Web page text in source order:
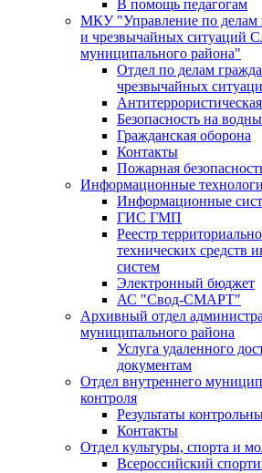
В помощь педагогам
МКУ "Управление по делам
и чрезвычайных ситуаций
муниципального района"
Отдел по делам
чрезвычайных
Безопасность на
Гражданская оборона
Контакты
Пожарная
Информационные
Информационные
ГИС ГМП
Реестр
технических средств
систем
Электронный бюджет
АС "Свод-СМАРТ"
Архивный отдел
муниципального района
Услуга удаленного
документам
Отдел внутреннего
контроля
Результаты
Контакты
Отдел культуры, спорта и
Всероссийский